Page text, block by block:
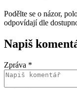
Podělte se o názor,
odpovídají dle
Napiš
Zpráva *